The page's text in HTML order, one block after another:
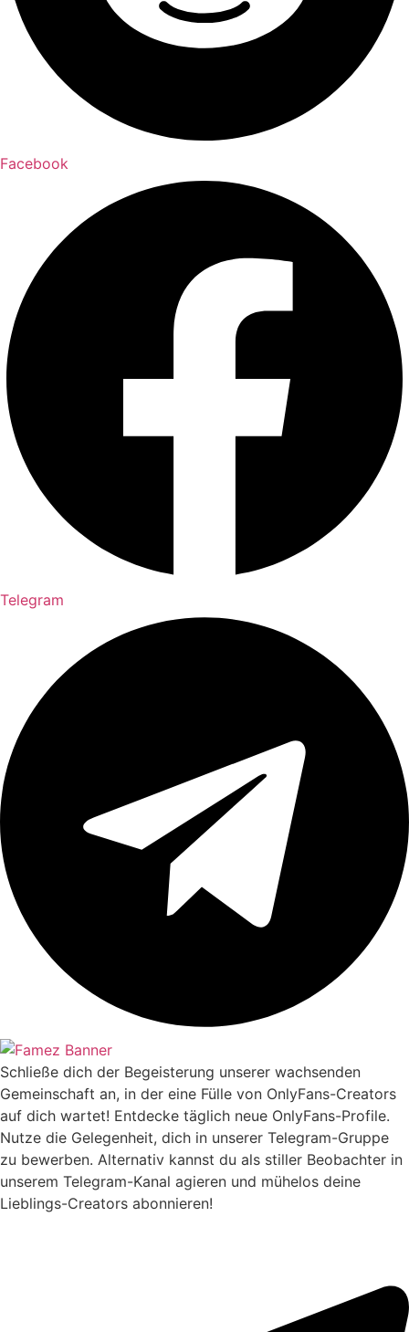
Facebook
Telegram
Schließe dich der Begeisterung unserer wachsenden
Gemeinschaft an, in der eine Fülle von OnlyFans-Creators
auf dich wartet! Entdecke täglich neue OnlyFans-Profile.
Nutze die Gelegenheit, dich in unserer Telegram-Gruppe
zu bewerben. Alternativ kannst du als stiller Beobachter in
unserem Telegram-Kanal agieren und mühelos deine
Lieblings-Creators abonnieren!